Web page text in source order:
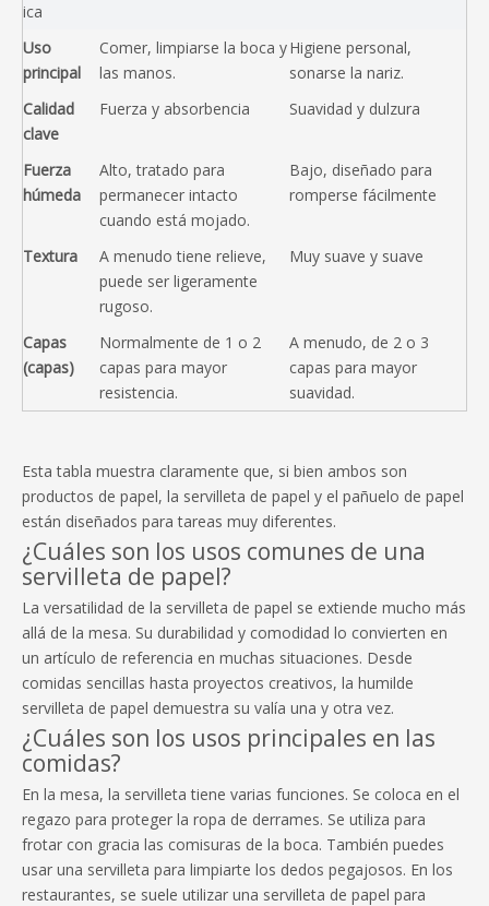
ica
Uso
principal
Comer, limpiarse la boca y
las manos.
Higiene personal,
sonarse la nariz.
Calidad
clave
Fuerza y ​​absorbencia Suavidad y dulzura
Fuerza
húmeda
Alto, tratado para
permanecer intacto
cuando está mojado.
Bajo, diseñado para
romperse fácilmente
Textura
A menudo tiene relieve,
puede ser ligeramente
rugoso.
Muy suave y suave
Capas
(capas)
Normalmente de 1 o 2
capas para mayor
resistencia.
A menudo, de 2 o 3
capas para mayor
suavidad.
Esta tabla muestra claramente que, si bien ambos son
productos de papel, la servilleta de papel y el pañuelo de papel
están diseñados para tareas muy diferentes.
¿Cuáles son los usos comunes de una
servilleta de papel?
La versatilidad de la servilleta de papel se extiende mucho más
allá de la mesa. Su durabilidad y comodidad lo convierten en
un artículo de referencia en muchas situaciones. Desde
comidas sencillas hasta proyectos creativos, la humilde
servilleta de papel demuestra su valía una y otra vez.
¿Cuáles son los usos principales en las
comidas?
En la mesa, la servilleta tiene varias funciones. Se coloca en el
regazo para proteger la ropa de derrames. Se utiliza para
frotar con gracia las comisuras de la boca. También puedes
usar una servilleta para limpiarte los dedos pegajosos. En los
restaurantes, se suele utilizar una servilleta de papel para